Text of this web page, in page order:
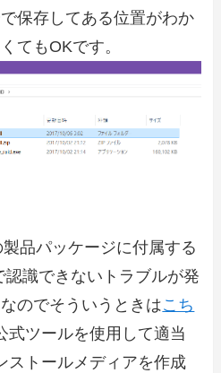
保存してある位置がわか
てもOKです。
品パッケージに付属する
識できないトラブルが発
のでそういうときはこち
式ツールを使用して適当
ストールメディアを作成